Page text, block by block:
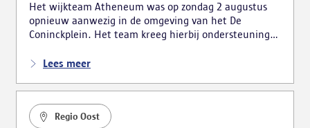
Het wijkteam Atheneum was op zondag 2 augustus
opnieuw aanwezig in de omgeving van het De
Coninckplein. Het team kreeg hierbij ondersteuning
verschillende vaststellingen, waarbij ook vijf personen
Lees meer
Regio Oost